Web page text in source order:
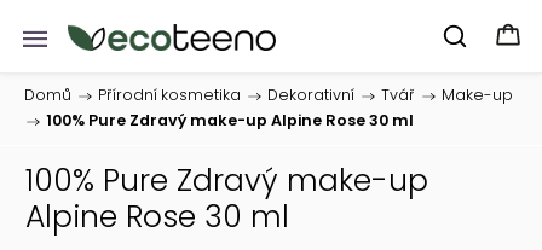
Domů / Přírodní kosmetika / Dekorativní / Tvář /
Make-up
/
100% Pure Zdravý make-up Alpine Rose 30 ml
100% Pure Zdravý make-up
Alpine Rose 30 ml